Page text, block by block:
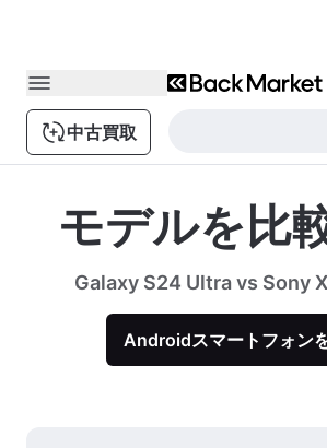
中古買取
モデルを比
Galaxy S24 Ultra vs Sony
Androidスマートフォン